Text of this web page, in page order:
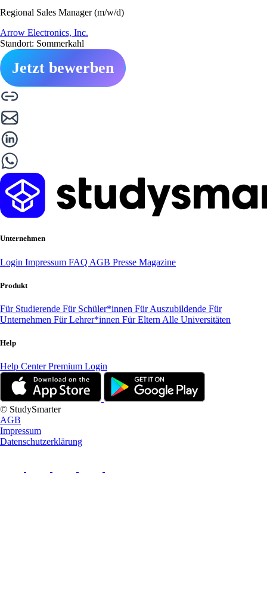
Regional Sales Manager (m/w/d)
Arrow Electronics, Inc.
Standort: Sommerkahl
Jetzt bewerben
Unternehmen
Login Impressum FAQ AGB Presse Magazine
Produkt
Für Studierende Für Schüler*innen Für Auszubildende Für
Unternehmen Für Lehrer*innen Für Eltern Alle Universitäten
Help
Help CenterPremium Login
© StudySmarter
AGB
Impressum
Datenschutzerklärung